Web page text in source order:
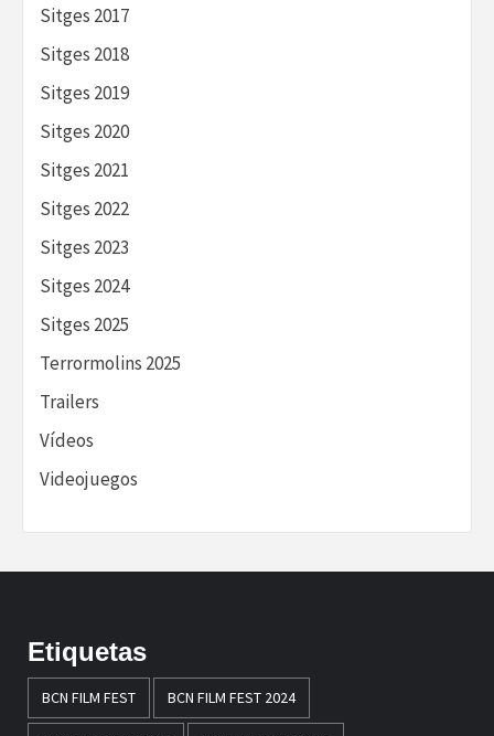
Sitges 2017
Sitges 2018
Sitges 2019
Sitges 2020
Sitges 2021
Sitges 2022
Sitges 2023
Sitges 2024
Sitges 2025
Terrormolins 2025
Trailers
Vídeos
Videojuegos
Etiquetas
BCN FILM FEST BCN FILM FEST 2024